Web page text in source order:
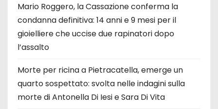
Mario Roggero, la Cassazione conferma la
condanna definitiva: 14 anni e 9 mesi per il
gioielliere che uccise due rapinatori dopo
l’assalto
Morte per ricina a Pietracatella, emerge un
quarto sospettato: svolta nelle indagini sulla
morte di Antonella Di Iesi e Sara Di Vita